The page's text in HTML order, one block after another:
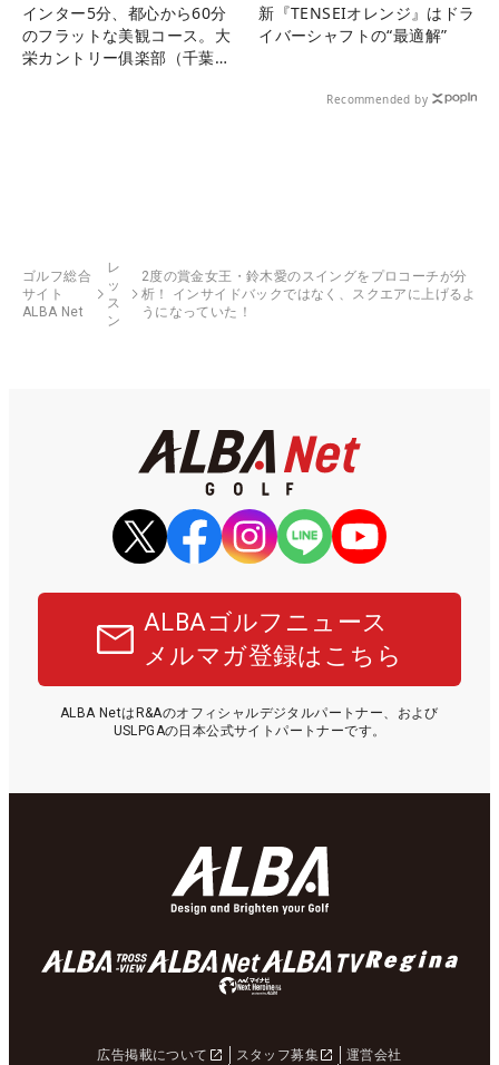
インター5分、都心から60分
のフラットな美観コース。大
栄カントリー俱楽部（千葉
新『TENSEIオレンジ』はドラ
イバーシャフトの“最適解”
Recommended by
ゴルフ総合
サイト
ALBA Net
レ
ッ
ス
ン
2度の賞金女王・鈴木愛のスイングをプロコーチが分
析！ インサイドバックではなく、スクエアに上げるよ
うになっていた！
ALBAゴルフニュース
メルマガ登録はこちら
ALBA NetはR&Aのオフィシャルデジタルパートナー、および
USLPGAの日本公式サイトパートナーです。
広告掲載について スタッフ募集 運営会社